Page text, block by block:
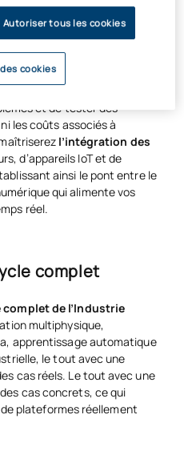
l’ensemble du cycle
virtuelles de systèmes
multiphysique
et de tester des
les coûts associés à
l’intégration des
d’appareils IoT et de
ainsi le pont entre le
qui alimente vos
réel.
complet
complet de l’Industrie
multiphysique,
apprentissage automatique
le tout avec une
cas réels. Le tout avec une
cas concrets, ce qui
plateformes réellement
Autoriser tous les cookies
cookies